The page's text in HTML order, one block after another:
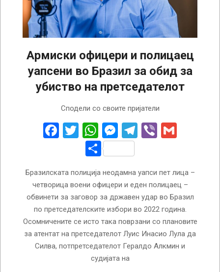
Армиски офицери и полицаец
уапсени во Бразил за обид за
убиство на претседателот
Сподели со своите пријатели
Facebook
Twitter
WhatsApp
Messenger
Telegram
Viber
Share
Бразилската полиција неодамна уапси пет лица –
четворица воени офицери и еден полицаец –
обвинети за заговор за државен удар во Бразил
по претседателските избори во 2022 година.
Осомничените се исто така поврзани со плановите
за атентат на претседателот Луис Инасио Лула да
Силва, потпретседателот Гералдо Алкмин и
судијата на